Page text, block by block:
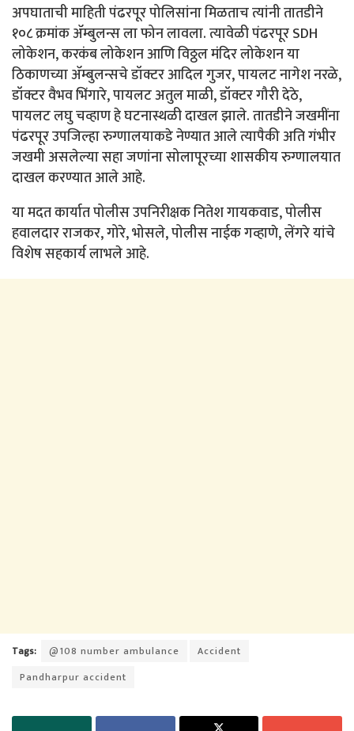
अपघाताची माहिती पंढरपूर पोलिसांना मिळताच त्यांनी तातडीने
१०८ क्रमांक ॲम्बुलन्स ला फोन लावला. त्यावेळी पंढरपूर SDH
लोकेशन, करकंब लोकेशन आणि विठ्ठल मंदिर लोकेशन या
ठिकाणच्या ॲम्बुलन्सचे डॉक्टर आदिल गुजर, पायलट नागेश नरळे,
डॉक्टर वैभव भिंगारे, पायलट अतुल माळी, डॉक्टर गौरी देठे,
पायलट लघु चव्हाण हे घटनास्थळी दाखल झाले. तातडीने जखमींना
पंढरपूर उपजिल्हा रुग्णालयाकडे नेण्यात आले त्यापैकी अति गंभीर
जखमी असलेल्या सहा जणांना सोलापूरच्या शासकीय रुग्णालयात
दाखल करण्यात आले आहे.
या मदत कार्यात पोलीस उपनिरीक्षक नितेश गायकवाड, पोलीस
हवालदार राजकर, गोरे, भोसले, पोलीस नाईक गव्हाणे, लेंगरे यांचे
विशेष सहकार्य लाभले आहे.
Tags: @108 number ambulance
Accident
Pandharpur accident